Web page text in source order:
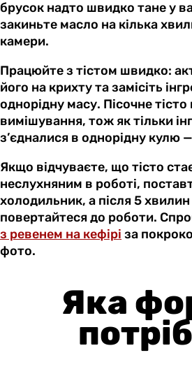
брусок надто швидко тане у
закиньте масло на кілька
камери.
Працюйте з тістом швидко:
його на крихту та замісіть
однорідну масу. Пісочне
вимішування, тож як тільки
з’єдналися в однорідну кулю
Якщо відчуваєте, що тісто
неслухняним в роботі,
холодильник, а після 5
повертайтеся до роботи.
з ревенем на кефірі за
фото.
Яка